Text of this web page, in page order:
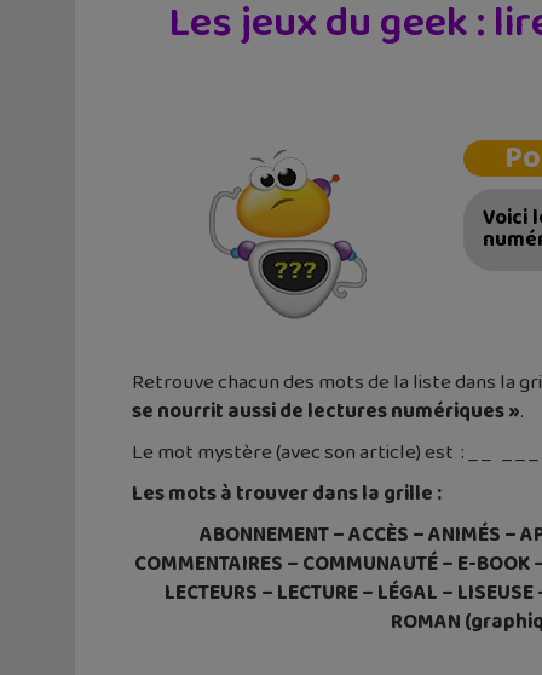
Les jeux du geek :
Voici
Retrouve chacun des mots de la liste dans la
se nourrit aussi de lectures numériques».
Le mot mystère (avec son article) est : _ _ _ _ _
Les mots à trouver dans la grille :
ABONNEMENT – ACCÈS – ANIMÉS –
COMMENTAIRES – COMMUNAUTÉ – E-BOOK
LECTEURS – LECTURE – LÉGAL –
ROMAN